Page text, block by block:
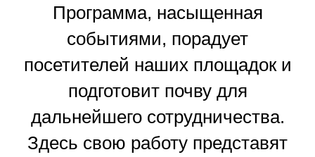
Программа, насыщенная
событиями, порадует
посетителей наших площадок и
подготовит почву для
дальнейшего сотрудничества.
Здесь свою работу представят